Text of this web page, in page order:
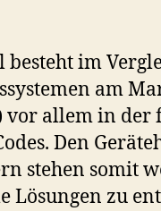
im
am
allem in der
Den
stehen somit
Lösungen zu